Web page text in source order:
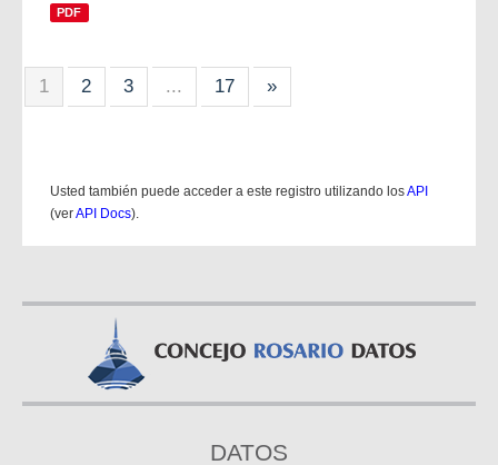
PDF
1 2 3 ... 17 »
Usted también puede acceder a este registro utilizando losAPI
(verAPI Docs).
DATOS